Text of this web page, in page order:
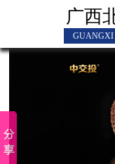
广西
GUANGXI